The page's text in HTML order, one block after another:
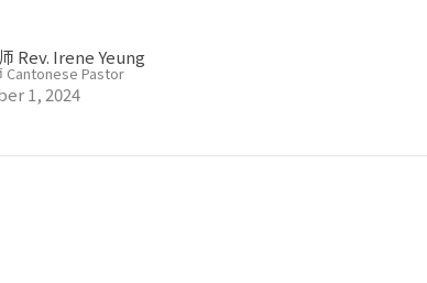
Rev. Irene Yeung
Cantonese Pastor
1, 2024